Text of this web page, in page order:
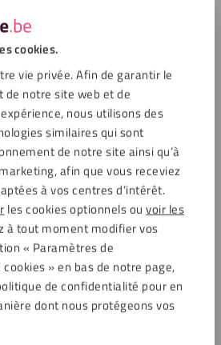
cookies.
vie privée. Afin de garantir le
notre site web et de
nous utilisons des
similaires qui sont
de notre site ainsi qu’à
afin que vous receviez
à vos centres d’intérêt.
les cookies optionnels ou voir les
à tout moment modifier vos
« Paramètres de
» en bas de notre page,
de confidentialité pour en
dont nous protégeons vos